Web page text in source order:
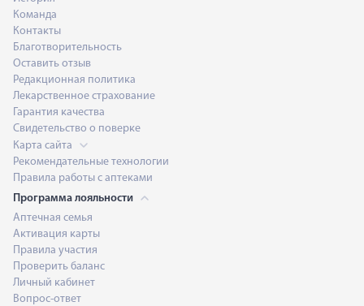
Команда
Контакты
Благотворительность
Оставить отзыв
Редакционная политика
Лекарственное страхование
Гарантия качества
Свидетельство о поверке
Карта сайта
Рекомендательные технологии
Правила работы с аптеками
Программа лояльности
Аптечная семья
Активация карты
Правила участия
Проверить баланс
Личный кабинет
Вопрос-ответ